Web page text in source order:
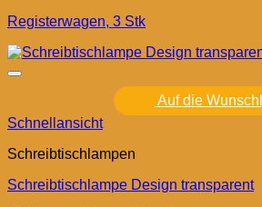
Registerwagen, 3 Stk
Auf die
Schnellansicht
Schreibtischlampen
Schreibtischlampe Design transparent